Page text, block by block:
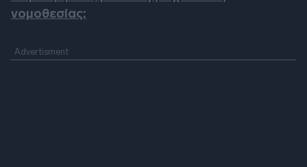
νομοθεσίας: